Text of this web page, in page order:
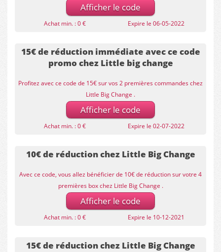
Afficher le code
Achat min. : 0 € Expire le 06-05-2022
15€ de réduction immédiate avec ce code
promo chez Little big change
Profitez avec ce code de 15€ sur vos 2 premières commandes chez
Little Big Change .
Afficher le code
Achat min. : 0 € Expire le 02-07-2022
10€ de réduction chez Little Big Change
Avec ce code, vous allez bénéficier de 10€ de réduction sur votre 4
premières box chez Little Big Change .
Afficher le code
Achat min. : 0 € Expire le 10-12-2021
15€ de réduction chez Little Big Change